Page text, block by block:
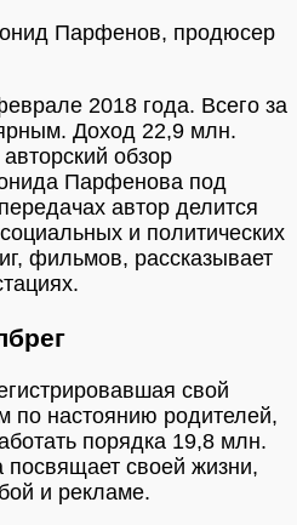
Парфенов, продюсер
2018 года. Всего за
Доход 22,9 млн.
обзор
Парфенова под
автор делится
и политических
фильмов, рассказывает
свой
по настоянию родителей,
порядка 19,8 млн.
своей жизни,
и рекламе.